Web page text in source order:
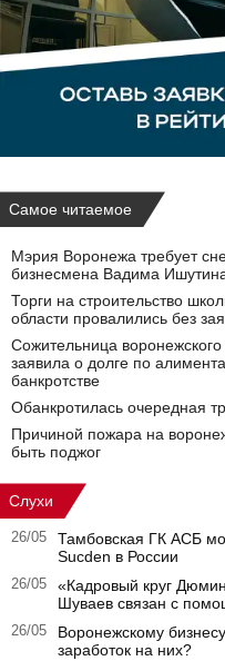
Самое читаемое
Мэрия Воронежа требует
бизнесмена Вадима
Торги на строительство
области провалились без
Сожительница
заявила о долге по
банкротстве
Обанкротилась очередная
Причиной пожара на
быть поджог
Слухи
26/05
Тамбовская ГК АСБ
Sucden в России
26/05
«Кадровый круг
Шуваев связан с
26/05
Воронежскому
заработок на них?